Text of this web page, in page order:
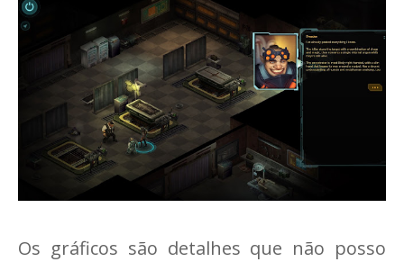
Os gráficos são detalhes que não posso